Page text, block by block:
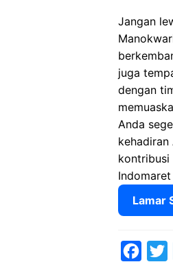
Jangan
juga
dengan
Anda
kontribusi
Lamar